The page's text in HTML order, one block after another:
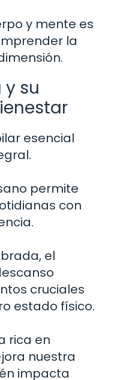
y mente es
la
y su
esencial
permite
con
el
cruciales
estado físico.
rica en
nuestra
impacta